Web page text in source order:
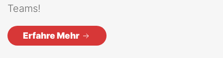
Teams!
Erfahre Mehr